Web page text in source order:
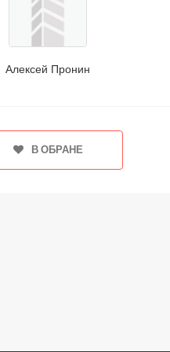
Алексей Пронин
В ОБРАНЕ